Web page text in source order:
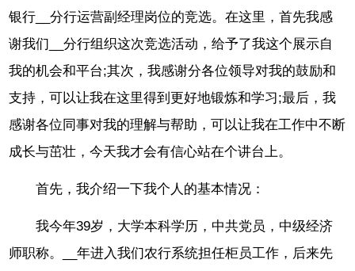
银行__分行运营副经理岗位的竞选。在这里，首先我感
谢我们__分行组织这次竞选活动，给予了我这个展示自
我的机会和平台;其次，我感谢分各位领导对我的鼓励和
支持，可以让我在这里得到更好地锻炼和学习;最后，我
感谢各位同事对我的理解与帮助，可以让我在工作中不断
成长与茁壮，今天我才会有信心站在个讲台上。
首先，我介绍一下我个人的基本情况：
我今年39岁，大学本科学历，中共党员，中级经济
师职称。__年进入我们农行系统担任柜员工作，后来先